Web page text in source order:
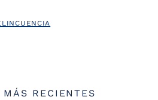
RECIENTES